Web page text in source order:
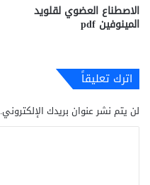
الاصطناع العضوي لقلويد
المينوفين pdf
اترك تعليقاً
لن يتم نشر عنوان بريدك الإلكتروني.